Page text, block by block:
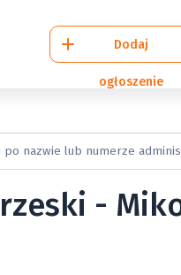
Dodaj
ogłoszenie
-